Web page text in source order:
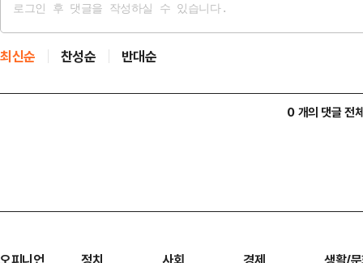
최신순 찬성순 반대순
0 개의 댓글 전